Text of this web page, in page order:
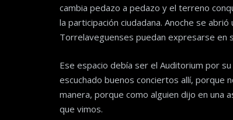
cambia pedazo a pedazo y el terreno
la participación ciudadana. Anoche se
Torrelaveguenses puedan expresarse en
Ese espacio debía ser el Auditorium por
escuchado buenos conciertos allí, porque
manera, porque como alguien dijo en una
que vimos.